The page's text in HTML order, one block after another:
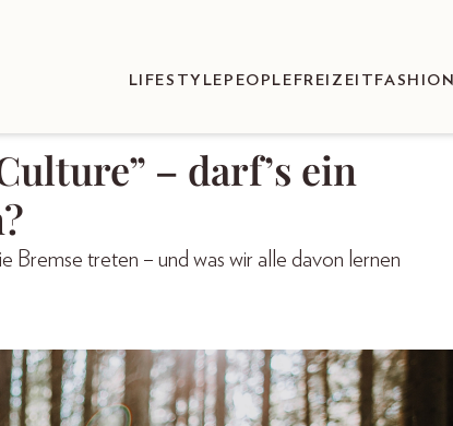
LIFESTYLE PEOPLE FREIZEIT FASHION
– darf’s ein
Bremse treten – und was wir alle davon lernen